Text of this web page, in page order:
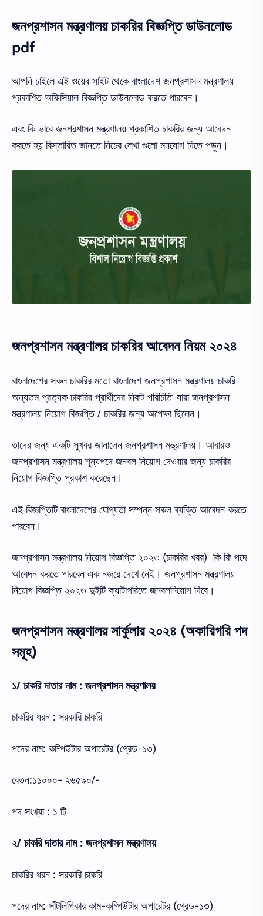
জনপ্রশাসন মন্ত্রণালয় চাকরির বিজ্ঞপ্তি ডাউনলোড
pdf
আপনি চাইলে এই ওয়েব সাইট থেকে বাংলাদেশ জনপ্রশাসন মন্ত্রণালয়
প্রকাশিত অফিসিয়াল বিজ্ঞপ্তি ডাউনলোড করতে পারবেন।
এবং কি ভাবে জনপ্রশাসন মন্ত্রণালয় প্রকাশিত চাকরির জন্য আবেদন
করতে হয় বিস্তারিত জানতে নিচের লেখা গুলো মনযোগ দিতে পড়ুন।
জনপ্রশাসন মন্ত্রণালয় চাকরির আবেদন নিয়ম ২০২৪
বাংলাদেশের সকল চাকরির মতো বাংলাদেশ জনপ্রশাসন মন্ত্রণালয় চাকরি
অন্যতম প্রত্যক চাকরির প্রার্থীদের নিকট পরিচিতি৷ যারা জনপ্রশাসন
মন্ত্রণালয় নিয়োগ বিজ্ঞপ্তি / চাকরির জন্য অপেক্ষা ছিলেন।
তাদের জন্য একটি সুখবর জানালেন জনপ্রশাসন মন্ত্রণালয়। আবারও
জনপ্রশাসন মন্ত্রণালয় শূন্যপদে জনবল নিয়োগ দেওয়ার জন্য চাকরির
নিয়োগ বিজ্ঞপ্তি প্রকাশ করেছেন।
এই বিজ্ঞপ্তিটি বাংলাদেশের যোগ্যতা সম্পন্ন সকল ব্যক্তি আবেদন করতে
পারবেন।
জনপ্রশাসন মন্ত্রণালয় নিয়োগ বিজ্ঞপ্তি ২০২৩ (চাকরির খবর) কি কি পদে
আবেদন করতে পারবেন এক নজরে দেখে নেই। জনপ্রশাসন মন্ত্রণালয়
নিয়োগ বিজ্ঞপ্তি ২০২৩ দুইটি ক্যাটাগরিতে জনবলনিয়োগ দিবে।
জনপ্রশাসন মন্ত্রণালয় সার্কুলার ২০২৪ (অকারিগরি পদ
সমূহ)
১/ চাকরি দাতার নাম : জনপ্রশাসন মন্ত্রণালয়
চাকরির ধরন : সরকারি চাকরি
পদের নাম: কম্পিউটার অপারেটর (গ্রেড-১৩)
বেতন:১১০০০- ২৬৫৯০/-
পদ সংখ্যা : ১ টি
২/ চাকরি দাতার নাম : জনপ্রশাসন মন্ত্রণালয়
চাকরির ধরন : সরকারি চাকরি
পদের নাম: সাঁটলিপিকার কাম-কম্পিউটার অপারেটর (গ্রেড-১৩)